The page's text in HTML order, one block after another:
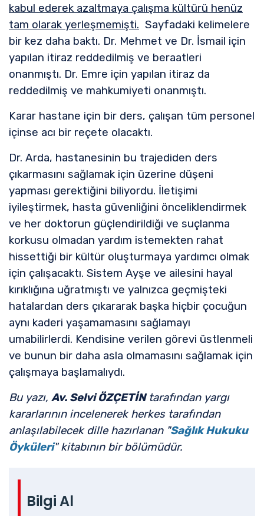
kabul ederek azaltmaya çalışma kültürü henüz
tam olarak yerleşmemişti. Sayfadaki kelimelere
bir kez daha baktı. Dr. Mehmet ve Dr. İsmail için
yapılan itiraz reddedilmiş ve beraatleri
onanmıştı. Dr. Emre için yapılan itiraz da
reddedilmiş ve mahkumiyeti onanmıştı.
Karar hastane için bir ders, çalışan tüm personel
içinse acı bir reçete olacaktı.
Dr. Arda, hastanesinin bu trajediden ders
çıkarmasını sağlamak için üzerine düşeni
yapması gerektiğini biliyordu. İletişimi
iyileştirmek, hasta güvenliğini önceliklendirmek
ve her doktorun güçlendirildiği ve suçlanma
korkusu olmadan yardım istemekten rahat
hissettiği bir kültür oluşturmaya yardımcı olmak
için çalışacaktı. Sistem Ayşe ve ailesini hayal
kırıklığına uğratmıştı ve yalnızca geçmişteki
hatalardan ders çıkararak başka hiçbir çocuğun
aynı kaderi yaşamamasını sağlamayı
umabilirlerdi. Kendisine verilen görevi üstlenmeli
ve bunun bir daha asla olmamasını sağlamak için
çalışmaya başlamalıydı.
Bu yazı, Av. Selvi ÖZÇETİNtarafından yargı
kararlarının incelenerek herkes tarafından
anlaşılabilecek dille hazırlanan "Sağlık Hukuku
Öyküleri" kitabının bir bölümüdür.
Bilgi Al